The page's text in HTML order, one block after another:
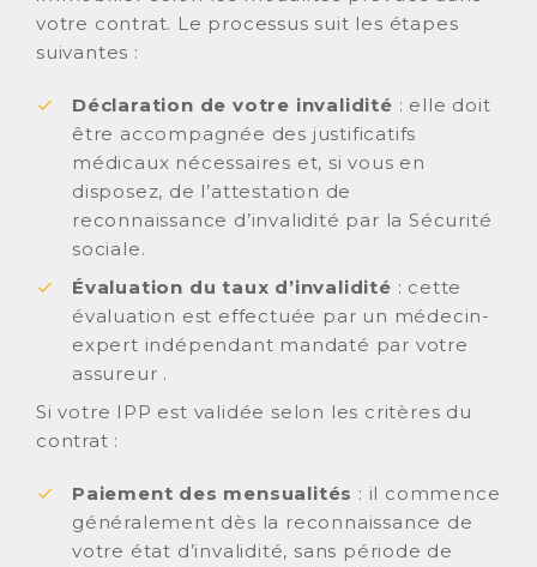
votre contrat. Le processus suit les étapes
suivantes :
Déclaration de votre invalidité : elle doit
être accompagnée des justificatifs
médicaux nécessaires et, si vous en
disposez, de l’attestation de
reconnaissance d’invalidité par la Sécurité
sociale.
Évaluation du taux d’invalidité : cette
évaluation est effectuée par un médecin-
expert indépendant mandaté par votre
assureur .
Si votre IPP est validée selon les critères du
contrat :
Paiement des mensualités : il commence
généralement dès la reconnaissance de
votre état d’invalidité, sans période de